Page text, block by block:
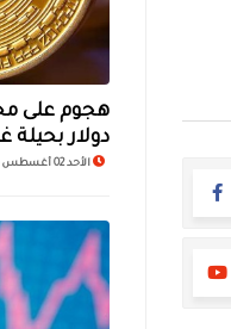
دولار بحيلة
الأحد 02 أغسطس 2026